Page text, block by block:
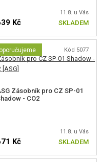
MEU
11.8. u Vás
Kč SKLADEM
Kód 5077
Zásobník pro CZ SP-01
- CO2
11.8. u Vás
Kč SKLADEM